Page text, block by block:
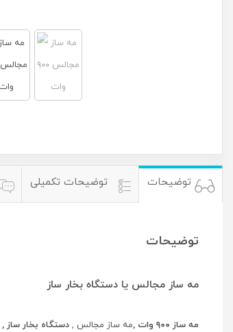
توضیحات توضیحات تکمیلی
توضیحات
مه ساز مجالس یا دستگاه بخار ساز
مه ساز ۹۰۰ وات , مه ساز مجالس , دستگاه بخار ساز ,